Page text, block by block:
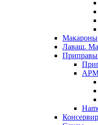
Макароны
Лаваш.